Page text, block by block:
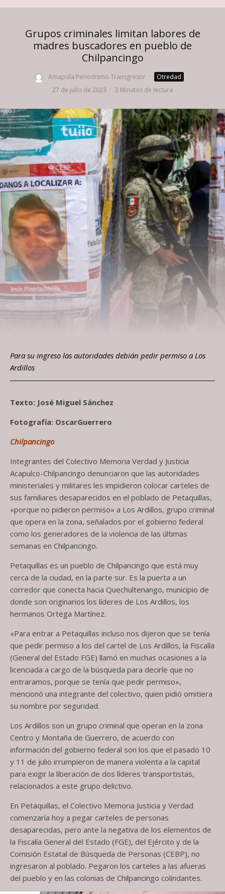
Grupos criminales limitan labores de
madres buscadores en pueblo de
Chilpancingo
Amapola Periodismo Transgresor · Otredad
·
27 de julio de 2023 · 3 Minutos de lectura
Para su ingreso las autoridades debián pedir permiso a Los
Ardillos
Texto: José Miguel Sánchez
Fotografía: OscarGuerrero
Chilpancingo
Integrantes del Colectivo Memoria Verdad y Justicia
Acapulco-Chilpancingo denunciaron que las autoridades
ministeriales y militares les impidieron colocar carteles de
sus familiares desaparecidos en el poblado de Petaquillas,
«porque no pidieron permiso» a Los Ardillos, grupo criminal
que opera en la zona, señalados por el gobierno federal
como los generadores de la violencia de las últimas
semanas en Chilpancingo.
Petaquillas es un pueblo de Chilpancingo que está muy
cerca de la ciudad, en la parte sur. Es la puerta a un
corredor que conecta hacia Quechultenango, municipio de
donde son originarios los líderes de Los Ardillos, los
hermanos Ortega Martínez.
«Para entrar a Petaquillas incluso nos dijeron que se tenía
que pedir permiso a los del cartel de Los Ardillos, la Fiscalía
(General del Estado FGE) llamó en muchas ocasiones a la
licenciada a cargo de la búsqueda para decirle que no
entraramos, porque se tenía que pedir permiso»,
mencionó una integrante del colectivo, quien pidió omitiera
su nombre por seguridad.
Los Ardillos son un grupo criminal que operan en la zona
Centro y Montaña de Guerrero, de acuerdo con
información del gobierno federal son los que el pasado 10
y 11 de julio irrumpieron de manera violenta a la capital
para exigir la liberación de dos líderes transportistas,
relacionados a este grupo delictivo.
En Petaquillas, el Colectivo Memoria Justicia y Verdad
comenzaría hoy a pegar carteles de personas
desaparecidas, pero ante la negativa de los elementos de
la Fiscalía General del Estado (FGE), del Ejército y de la
Comisión Estatal de Búsqueda de Personas (CEBP), no
ingresaron al poblado. Pegaron los carteles a las afueras
del pueblo y en las colonias de Chilpancingo colindantes.